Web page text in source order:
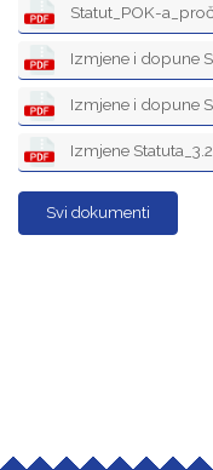
Statut_POK-
Izmjene i dopune
Izmjene i dopune
Izmjene
Svi dokumenti